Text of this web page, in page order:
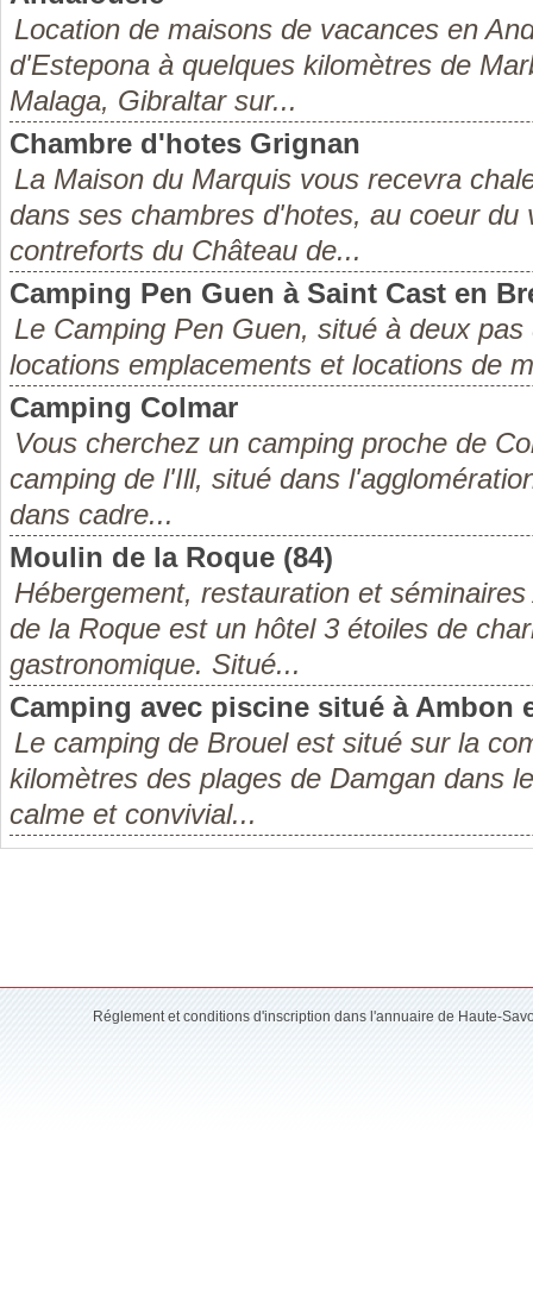
Location de maisons de vacances en
d'Estepona à quelques kilomètres de
Malaga, Gibraltar sur...
Chambre d'hotes Grignan
La Maison du Marquis vous recevra
dans ses chambres d'hotes, au coeur du
contreforts du Château de...
Camping Pen Guen à Saint Cast en
Le Camping Pen Guen, situé à deux
locations emplacements et locations de
Camping Colmar
Vous cherchez un camping proche de
camping de l'Ill, situé dans
dans cadre...
Moulin de la Roque (84)
Hébergement, restauration et
de la Roque est un hôtel 3 étoiles de
gastronomique. Situé...
Camping avec piscine situé à Ambon
Le camping de Brouel est situé sur la
kilomètres des plages de Damgan dans
calme et convivial...
Réglement et conditions d'inscription dans l'annuaire de Haute-